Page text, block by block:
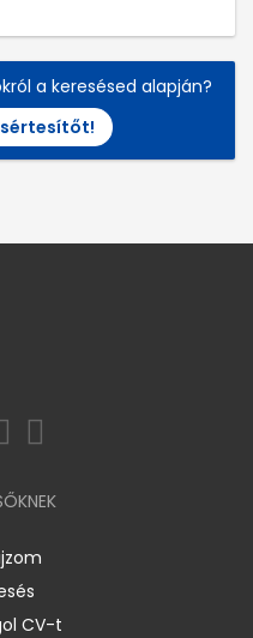
a keresésed alapján?
CV-t